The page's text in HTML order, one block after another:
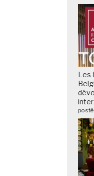
Les
posté